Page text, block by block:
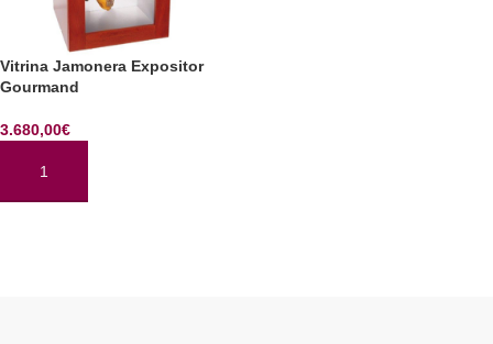
Vitrina Jamonera Expositor
Gourmand
3.680,00€
AÑADIR AL CARRITO